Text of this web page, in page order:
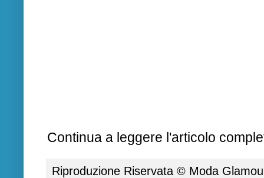
Continua a leggere l'articolo
Riproduzione Riservata © Moda